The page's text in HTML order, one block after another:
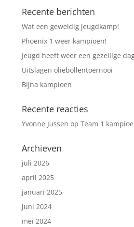
Recente berichten
Wat een geweldig jeugdkamp!
Phoenix 1 weer kampioen!
Jeugd heeft weer een gezellige
Uitslagen oliebollentoernooi
Bijna kampioen
Recente reacties
Yvonne Jussen op Team 1
Archieven
juli 2026
april 2025
januari 2025
juni 2024
mei 2024